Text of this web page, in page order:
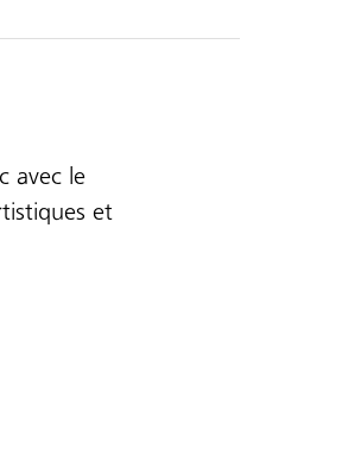
avec le
et